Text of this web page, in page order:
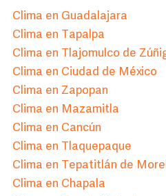
Clima en Guadalajara
Clima en Tapalpa
Clima en Tlajomulco de
Clima en Ciudad de México
Clima en Zapopan
Clima en Mazamitla
Clima en Cancún
Clima en Tlaquepaque
Clima en Tepatitlán de
Clima en Chapala